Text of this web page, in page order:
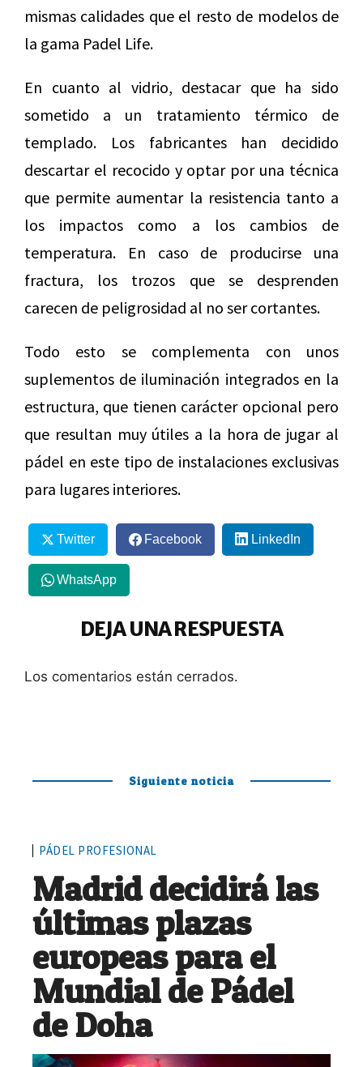
mismas calidades que el resto de modelos de
la gama Padel Life.
En cuanto al vidrio, destacar que ha sido
sometido a un tratamiento térmico de
templado. Los fabricantes han decidido
descartar el recocido y optar por una técnica
que permite aumentar la resistencia tanto a
los impactos como a los cambios de
temperatura. En caso de producirse una
fractura, los trozos que se desprenden
carecen de peligrosidad al no ser cortantes.
Todo esto se complementa con unos
suplementos de iluminación integrados en la
estructura, que tienen carácter opcional pero
que resultan muy útiles a la hora de jugar al
pádel en este tipo de instalaciones exclusivas
para lugares interiores.
Twitter Facebook LinkedIn
WhatsApp
DEJA UNA RESPUESTA
Los comentarios están cerrados.
Siguiente noticia
PÁDEL PROFESIONAL
Madrid decidirá las
últimas plazas
europeas para el
Mundial de Pádel
de Doha